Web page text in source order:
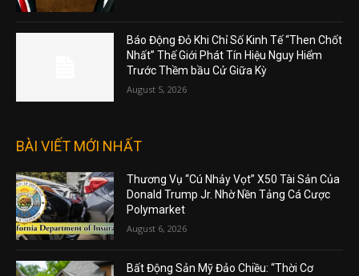
Báo Động Đỏ Khi Chỉ Số Kinh Tế “Then Chốt
Nhất” Thế Giới Phát Tín Hiệu Nguy Hiểm
Trước Thềm bầu Cử Giữa Kỳ
August 5, 2026
BÀI VIẾT MỚI NHẤT
Thương Vụ “Cú Nhảy Vọt” X50 Tài Sản Của
Donald Trump Jr. Nhờ Nền Tảng Cá Cược
Polymarket
August 6, 2026
Bất Động Sản Mỹ Đảo Chiều: “Thời Cơ